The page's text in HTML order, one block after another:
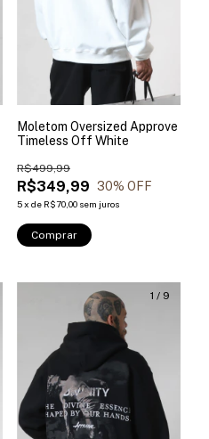
Moletom Oversized Approve
Timeless Off White
R$349,99
R$499,99
30% OFF
5x de R$70,00 sem juros
Comprar
1 / 9